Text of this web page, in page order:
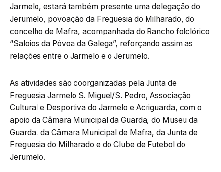
Jarmelo, estará também presente uma delegação do
Jerumelo, povoação da Freguesia do Milharado, do
concelho de Mafra, acompanhada do Rancho folclórico
“Saloios da Póvoa da Galega”, reforçando assim as
relações entre o Jarmelo e o Jerumelo.
As atividades são coorganizadas pela Junta de
Freguesia Jarmelo S. Miguel/S. Pedro, Associação
Cultural e Desportiva do Jarmelo e Acriguarda, com o
apoio da Câmara Municipal da Guarda, do Museu da
Guarda, da Câmara Municipal de Mafra, da Junta de
Freguesia do Milharado e do Clube de Futebol do
Jerumelo.